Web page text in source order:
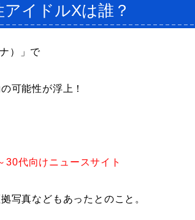
アイドルXは誰？
）」で
可能性が浮上！
代向けニュースサイト
写真などもあったとのこと。